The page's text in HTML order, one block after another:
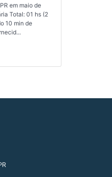
em maio de
Total: 01 hs (2
10 min de